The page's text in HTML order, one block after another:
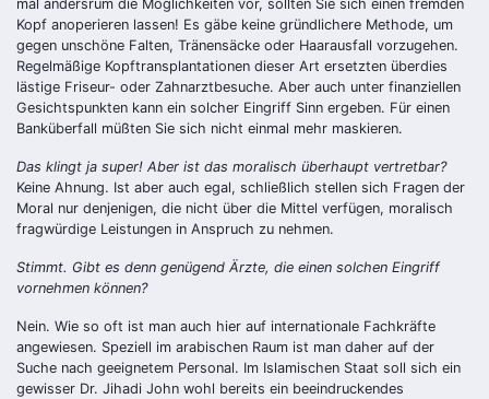
mal andersrum die Möglichkeiten vor, sollten Sie sich einen fremden
Kopf anoperieren lassen! Es gäbe keine gründlichere Methode, um
gegen unschöne Falten, Tränensäcke oder Haarausfall vorzugehen.
Regelmäßige Kopftransplantationen dieser Art ersetzten überdies
lästige Friseur- oder Zahnarztbesuche. Aber auch unter finanziellen
Gesichtspunkten kann ein solcher Eingriff Sinn ergeben. Für einen
Banküberfall müßten Sie sich nicht einmal mehr maskieren.
Das klingt ja super! Aber ist das moralisch überhaupt vertretbar?
Keine Ahnung. Ist aber auch egal, schließlich stellen sich Fragen der
Moral nur denjenigen, die nicht über die Mittel verfügen, moralisch
fragwürdige Leistungen in Anspruch zu nehmen.
Stimmt. Gibt es denn genügend Ärzte, die einen solchen Eingriff
vornehmen können?
Nein. Wie so oft ist man auch hier auf internationale Fachkräfte
angewiesen. Speziell im arabischen Raum ist man daher auf der
Suche nach geeignetem Personal. Im Islamischen Staat soll sich ein
gewisser Dr. Jihadi John wohl bereits ein beeindruckendes